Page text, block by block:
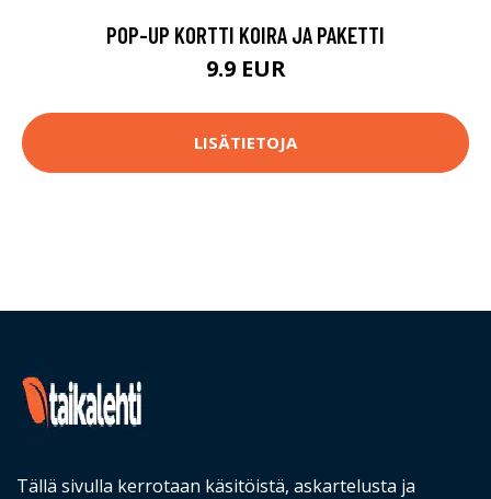
POP-UP KORTTI KOIRA JA PAKETTI
9.9 EUR
LISÄTIETOJA
Tällä sivulla kerrotaan käsitöistä, askartelusta ja